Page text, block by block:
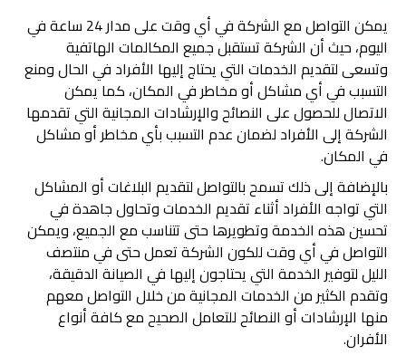
‏يمكن التواصل مع الشركة في أي وقت على مدار 24 ساعة في
اليوم، حيث أن الشركة تستقبل جميع المكالمات الهاتفية
وتسعى لتقديم الخدمات التي يحتاج إليها الأفراد في الحال ومنع
التسبب في أي مشاكل أو مخاطر في المكان، كما يمكن
الاتصال للحصول على النصائح والإرشادات المجانية التي تقدمها
الشركة إلى الأفراد لضمان عدم التسبب بأي مخاطر أو مشاكل
في المكان.
‏بالإضافة إلى ذلك تسمح بالتواصل لتقديم البلاغات أو المشاكل
التي تواجه الأفراد أثناء تقديم الخدمات وتحاول جاهدة في
تحسين هذه الخدمة وتطويرها حتى تتناسب مع الجميع، ويمكن
التواصل في أي وقت للكون الشركة تعمل حتى في منتصف
الليل لتوفير الخدمة التي يحتاجون إليها في الصيانة الدقيقة،
وتقدم الكثير من الخدمات المجانية من خلال التواصل معهم
منها الإرشادات أو النصائح للتعامل الصحيح مع كافة أنواع
الأفران.